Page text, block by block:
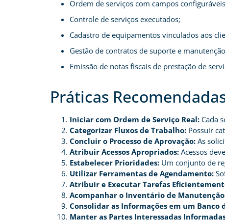
Ordem de serviços com campos
Controle de serviços executados;
Cadastro de equipamentos vinculados aos
Gestão de contratos de suporte e
Emissão de notas fiscais de prestação de
Práticas
Iniciar com Ordem de Serviço Real: Cada
Categorizar Fluxos de Trabalho: Possuir
Concluir o Processo de Aprovação: As
Atribuir Acessos Apropriados: Acessos
Estabelecer Prioridades: Um conjunto de
Utilizar Ferramentas de Agendamento:
Atribuir e Executar Tarefas
Acompanhar o Inventário de
Consolidar as Informações em um Banco
Manter as Partes Interessadas